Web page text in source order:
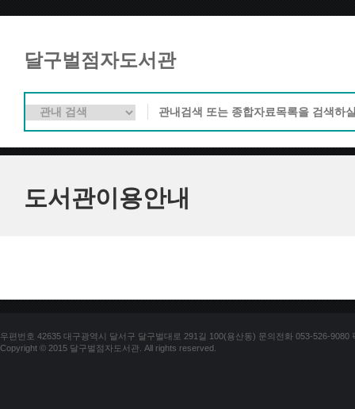
달구벌점자도서관
도서관이용안내
우편번호 42635 대구광역시 달서구 달구벌대로 291길 100(용산동) 문의전화 053-526-9080
Copyright © 2015 달구벌점자도서관. All rights reserved.